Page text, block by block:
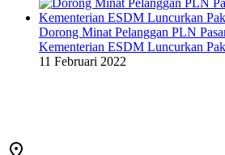
Dorong Minat Pelanggan PLN
Kementerian ESDM Luncurkan
11 Februari 2022